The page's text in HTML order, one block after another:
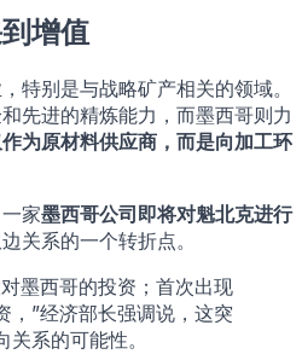
增值
特别是与战略矿产相关的领域。
先进的精炼能力，而墨西哥则力
为原材料供应商，而是向加工环
家墨西哥公司即将对魁北克进行
关系的一个转折点。
墨西哥的投资；首次出现
，”经济部长强调说，这突
系的可能性。